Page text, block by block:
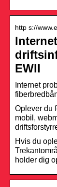
http s://
EWII
Internet
Oplever du
mobil,
Hvis du
holder dig